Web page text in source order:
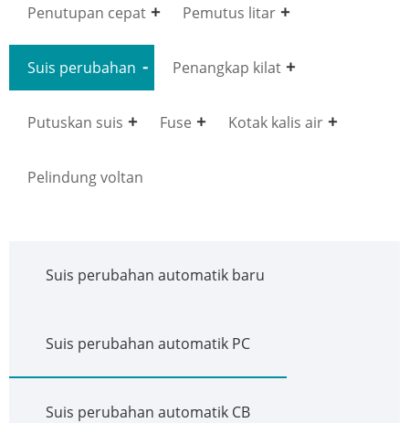
Penutupan cepat Pemutus litar
Suis perubahan Penangkap kilat
Putuskan suis Fuse Kotak kalis air
Pelindung voltan
Suis perubahan automatik baru
Suis perubahan automatik PC
Suis perubahan automatik CB